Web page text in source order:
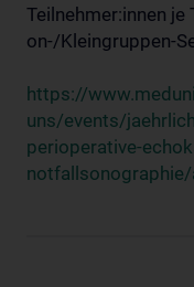
Teilnehmer:innen je
on-/Kleingruppen-
https://
uns/events/
perioperative-